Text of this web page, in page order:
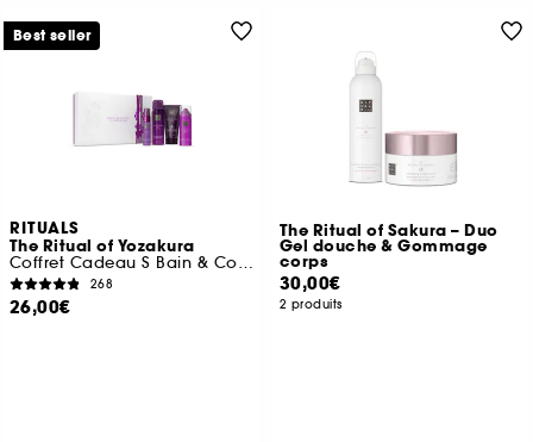
RITUALS
The Ritual of Yozakura
Coffret Cadeau S Bain & Corps
268
26,00€
Best seller
The Ritual of Sakura – Duo
Gel douche & Gommage
corps
30,00€
2 produits